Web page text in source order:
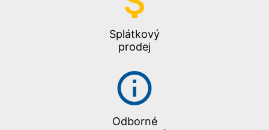
Splátkový
prodej
Odborné